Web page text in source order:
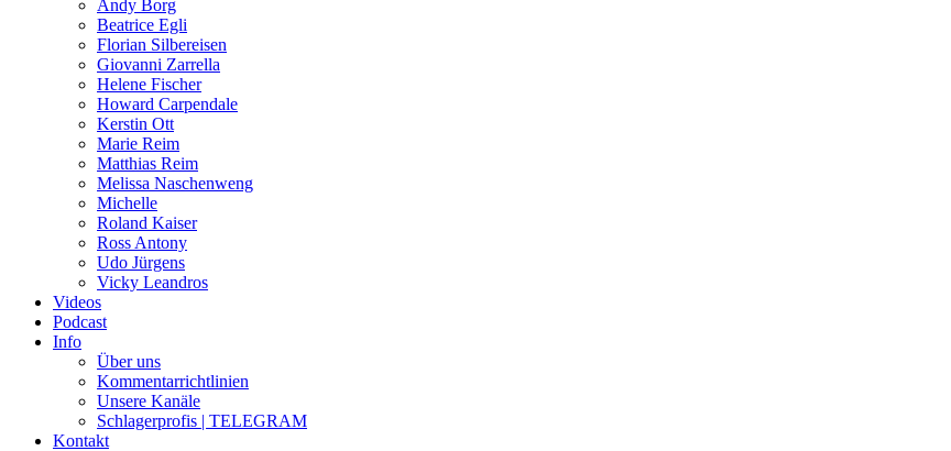
Andy Borg
Beatrice Egli
Florian Silbereisen
Giovanni Zarrella
Helene Fischer
Howard Carpendale
Kerstin Ott
Marie Reim
Matthias Reim
Melissa Naschenweng
Michelle
Roland Kaiser
Ross Antony
Udo Jürgens
Vicky Leandros
Videos
Podcast
Info
Über uns
Kommentarrichtlinien
Unsere Kanäle
Schlagerprofis | TELEGRAM
Kontakt